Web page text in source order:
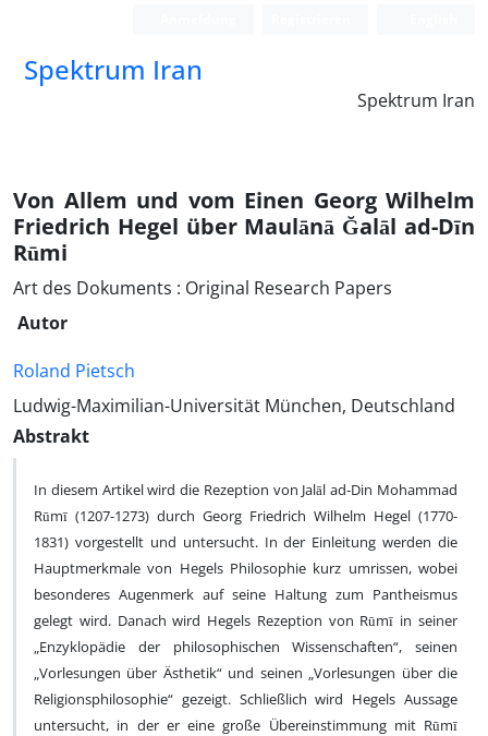
Spektrum Iran
Spektrum Iran
Von Allem und vom Einen Georg Wilhelm
Friedrich Hegel über Maulānā Ğalāl ad-Dīn
Rūmi
Art des Dokuments : Original Research Papers
Autor
Roland Pietsch
Ludwig-Maximilian-Universität München, Deutschland
Abstrakt
In diesem Artikel wird die Rezeption von Jalāl ad-Din Mohammad
Rūmī (1207-1273) durch Georg Friedrich Wilhelm Hegel (1770-
1831) vorgestellt und untersucht. In der Einleitung werden die
Hauptmerkmale von Hegels Philosophie kurz umrissen, wobei
besonderes Augenmerk auf seine Haltung zum Pantheismus
gelegt wird. Danach wird Hegels Rezeption von Rūmī in seiner
„Enzyklopädie der philosophischen Wissenschaften“, seinen
„Vorlesungen über Ästhetik“ und seinen „Vorlesungen über die
Religionsphilosophie“ gezeigt. Schließlich wird Hegels Aussage
untersucht, in der er eine große Übereinstimmung mit Rūmī